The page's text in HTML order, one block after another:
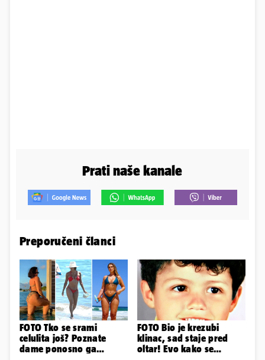
Prati naše kanale
Preporučeni članci
FOTO Tko se srami
celulita još? Poznate
dame ponosno ga
FOTO Bio je krezubi
klinac, sad staje pred
oltar! Evo kako se